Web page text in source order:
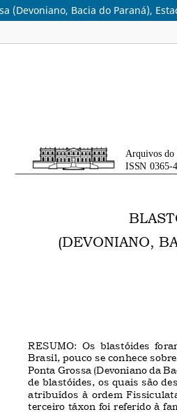
(Devoniano, Bacia do Paraná),